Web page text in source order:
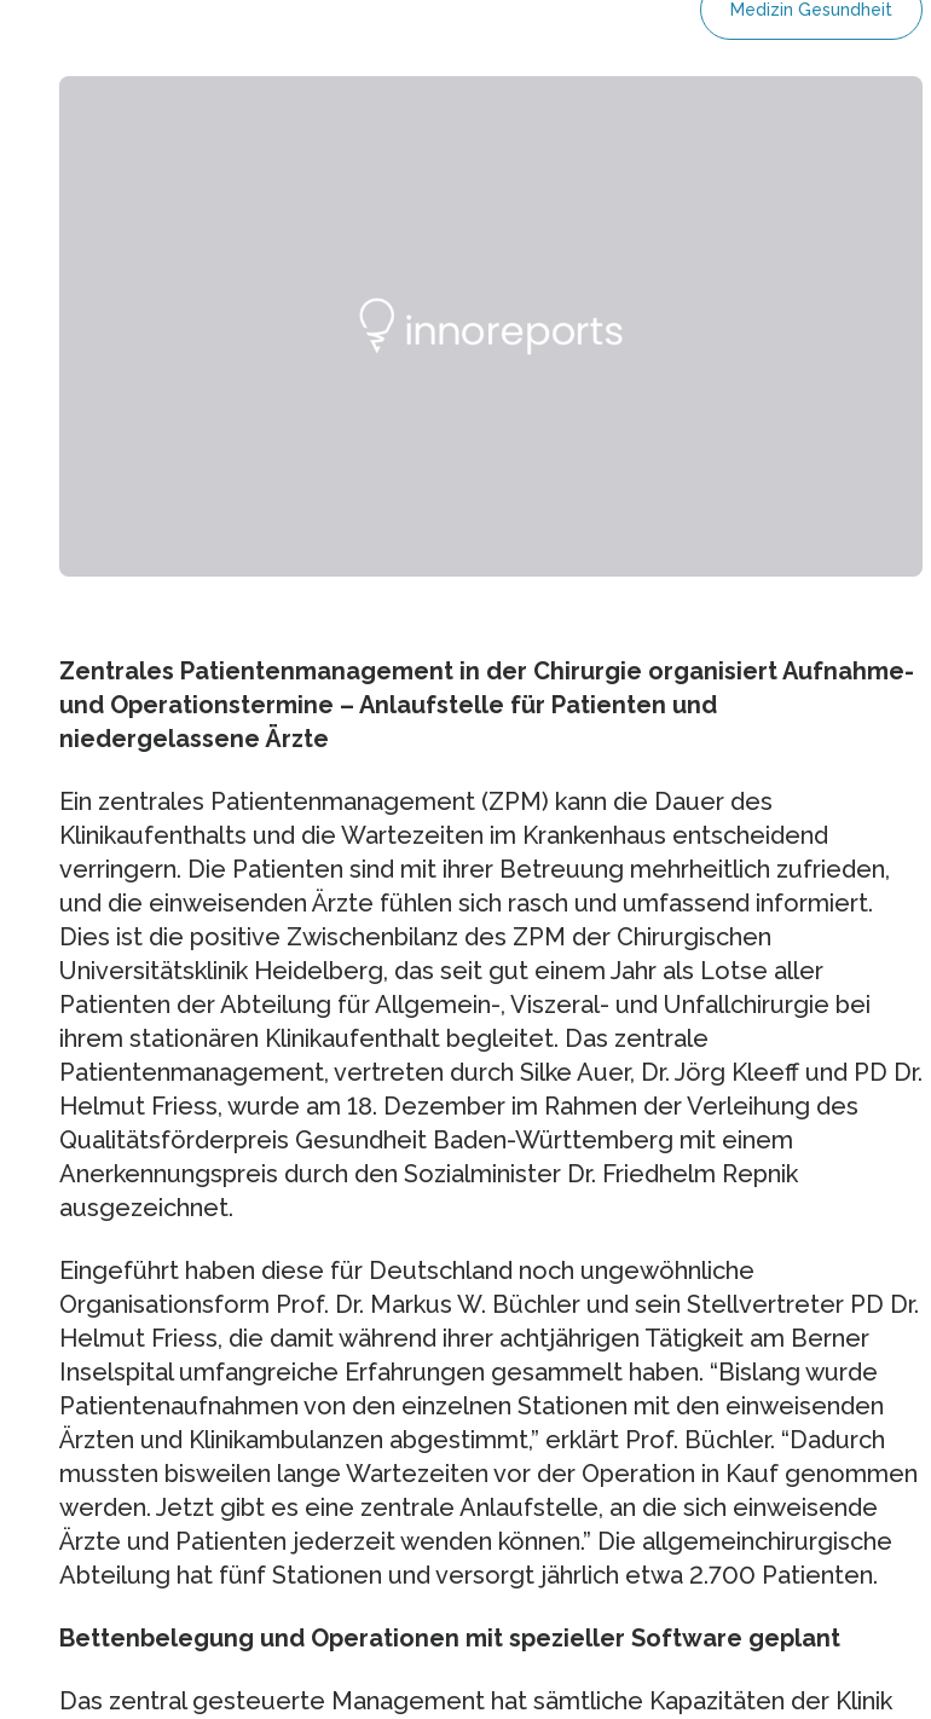
Medizin Gesundheit
Zentrales Patientenmanagement in der Chirurgie organisiert Aufnahme-
und Operationstermine – Anlaufstelle für Patienten und
niedergelassene Ärzte
Ein zentrales Patientenmanagement (ZPM) kann die Dauer des
Klinikaufenthalts und die Wartezeiten im Krankenhaus entscheidend
verringern. Die Patienten sind mit ihrer Betreuung mehrheitlich zufrieden,
und die einweisenden Ärzte fühlen sich rasch und umfassend informiert.
Dies ist die positive Zwischenbilanz des ZPM der Chirurgischen
Universitätsklinik Heidelberg, das seit gut einem Jahr als Lotse aller
Patienten der Abteilung für Allgemein-, Viszeral- und Unfallchirurgie bei
ihrem stationären Klinikaufenthalt begleitet. Das zentrale
Patientenmanagement, vertreten durch Silke Auer, Dr. Jörg Kleeff und PD Dr.
Helmut Friess, wurde am 18. Dezember im Rahmen der Verleihung des
Qualitätsförderpreis Gesundheit Baden-Württemberg mit einem
Anerkennungspreis durch den Sozialminister Dr. Friedhelm Repnik
ausgezeichnet.
Eingeführt haben diese für Deutschland noch ungewöhnliche
Organisationsform Prof. Dr. Markus W. Büchler und sein Stellvertreter PD Dr.
Helmut Friess, die damit während ihrer achtjährigen Tätigkeit am Berner
Inselspital umfangreiche Erfahrungen gesammelt haben. “Bislang wurde
Patientenaufnahmen von den einzelnen Stationen mit den einweisenden
Ärzten und Klinikambulanzen abgestimmt,” erklärt Prof. Büchler. “Dadurch
mussten bisweilen lange Wartezeiten vor der Operation in Kauf genommen
werden. Jetzt gibt es eine zentrale Anlaufstelle, an die sich einweisende
Ärzte und Patienten jederzeit wenden können.” Die allgemeinchirurgische
Abteilung hat fünf Stationen und versorgt jährlich etwa 2.700 Patienten.
Bettenbelegung und Operationen mit spezieller Software geplant
Das zentral gesteuerte Management hat sämtliche Kapazitäten der Klinik